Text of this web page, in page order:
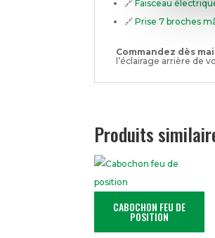
🔗Faisceau
🔗Prise 7 broches
Commandez dès
l’éclairage arrière de
Produits
CABOCHON FEU DE
POSITION